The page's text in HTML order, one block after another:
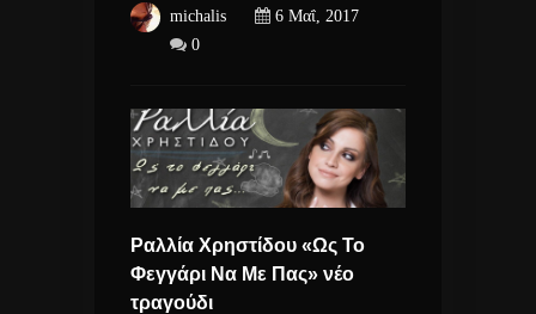
michalis
6 Μαΐ, 2017
0
Ραλλία Χρηστίδου «Ως Το
Φεγγάρι Να Με Πας» νέο
τραγούδι